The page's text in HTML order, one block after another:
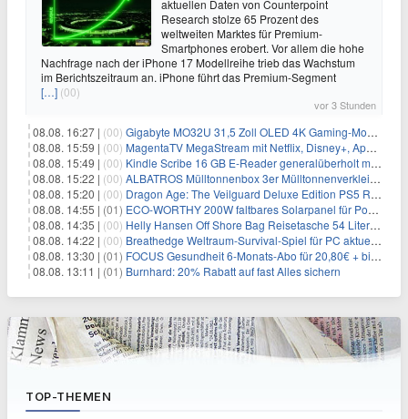
aktuellen Daten von Counterpoint
Research stolze 65 Prozent des
weltweiten Marktes für Premium-
Smartphones erobert. Vor allem die hohe
Nachfrage nach der iPhone 17 Modellreihe trieb das Wachstum
im Berichtszeitraum an. iPhone führt das Premium-Segment
[…] (00)
vor 3 Stunden
08.08. 16:27 | (00) Gigabyte MO32U 31,5 Zoll OLED 4K Gaming-Monitor für 549€
08.08. 15:59 | (00) MagentaTV MegaStream mit Netflix, Disney+, Apple TV+ & RTL+ für 30€/Monat (effektiv 20,83€/Monat)
08.08. 15:49 | (00) Kindle Scribe 16 GB E-Reader generalüberholt mit Eingabestift für 197,99€
08.08. 15:22 | (00) ALBATROS Mülltonnenbox 3er Mülltonnenverkleidung aus Metall für 577,15€
08.08. 15:20 | (00) Dragon Age: The Veilguard Deluxe Edition PS5 Rollenspiel für 13,76€
08.08. 14:55 | (01) ECO-WORTHY 200W faltbares Solarpanel für Powerstation & Camping für 123,99€
08.08. 14:35 | (00) Helly Hansen Off Shore Bag Reisetasche 54 Liter für 29,99€
08.08. 14:22 | (00) Breathedge Weltraum-Survival-Spiel für PC aktuell kostenlos bei Steam
08.08. 13:30 | (01) FOCUS Gesundheit 6-Monats-Abo für 20,80€ + bis zu 20€ Prämie
08.08. 13:11 | (01) Burnhard: 20% Rabatt auf fast Alles sichern
TOP-THEMEN